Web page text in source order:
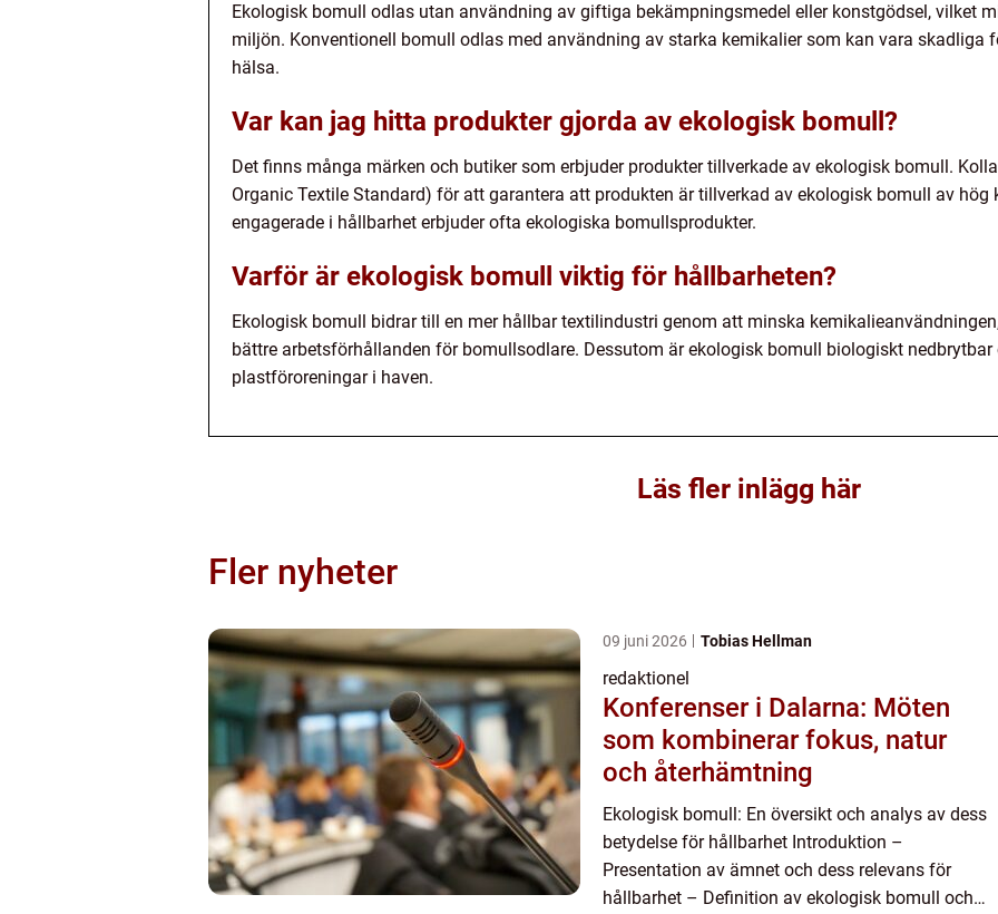
Ekologisk bomull odlas utan användning av giftiga bekämpningsmedel eller konstgödsel, vilket
miljön. Konventionell bomull odlas med användning av starka kemikalier som kan vara skadliga
hälsa.
Var kan jag hitta produkter gjorda av ekologisk bomull?
Det finns många märken och butiker som erbjuder produkter tillverkade av ekologisk bomull.
Organic Textile Standard) för att garantera att produkten är tillverkad av ekologisk bomull av
engagerade i hållbarhet erbjuder ofta ekologiska bomullsprodukter.
Varför är ekologisk bomull viktig för hållbarheten?
Ekologisk bomull bidrar till en mer hållbar textilindustri genom att minska
bättre arbetsförhållanden för bomullsodlare. Dessutom är ekologisk bomull biologiskt nedbrytbar
plastföroreningar i haven.
Läs fler inlägg här
Fler nyheter
09 juni 2026 Tobias Hellman
redaktionel
Konferenser i Dalarna: Möten
som kombinerar fokus, natur
och återhämtning
Ekologisk bomull: En översikt och analys av dess
betydelse för hållbarhet Introduktion –
Presentation av ämnet och dess relevans för
hållbarhet – Definition av ekologisk bomull och